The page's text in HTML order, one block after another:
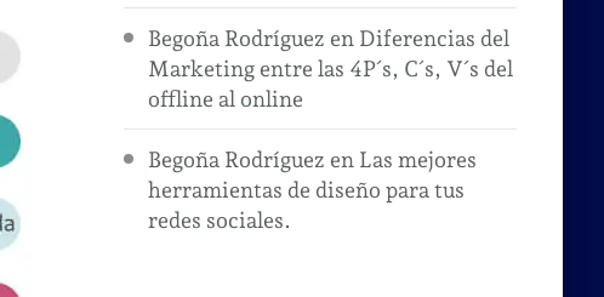
Begoña Rodríguez en Diferencias del
Marketing entre las 4P´s, C´s, V´s del
offline al online
Begoña Rodríguez en Las mejores
herramientas de diseño para tus
redes sociales.